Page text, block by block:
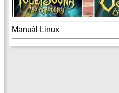
Manuál Linux